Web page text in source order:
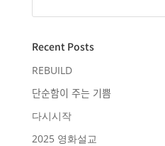
Recent Posts
REBUILD
단순함이 주는 기쁨
다시시작
2025 영화설교